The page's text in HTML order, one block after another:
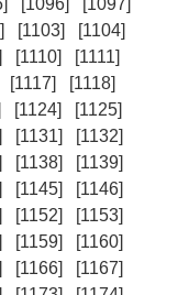
[1096]
[1097]
[1103]
[1104]
[1110]
[1111]
[1117]
[1118]
[1124]
[1125]
[1131]
[1132]
[1138]
[1139]
[1145]
[1146]
[1152]
[1153]
[1159]
[1160]
[1166]
[1167]